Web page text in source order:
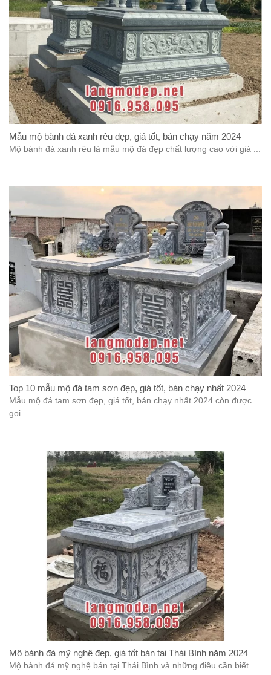
Mẫu mộ bành đá xanh rêu đẹp, giá tốt, bán chạy năm 2024
Mộ bành đá xanh rêu là mẫu mộ đá đẹp chất lượng cao với giá ...
Top 10 mẫu mộ đá tam sơn đẹp, giá tốt, bán chạy nhất 2024
Mẫu mộ đá tam sơn đẹp, giá tốt, bán chạy nhất 2024 còn được
gọi ...
Mộ bành đá mỹ nghệ đẹp, giá tốt bán tại Thái Bình năm 2024
Mộ bành đá mỹ nghệ bán tại Thái Bình và những điều cần biết